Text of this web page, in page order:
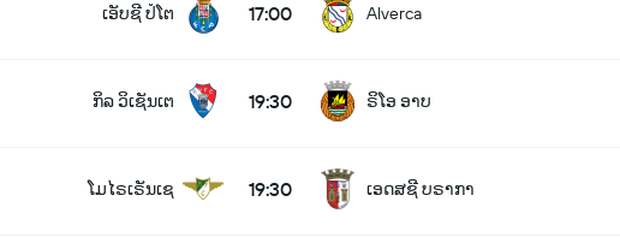
ເອັບຊີ ປໍໂຕ 17:00 Alverca
ກິລ ວິເຊັນເຕ 19:30 ຣິໂອ ອາບ
ໂມໄຣເຣັນເຊ 19:30 ເອດສຊີ ບຣາກາ